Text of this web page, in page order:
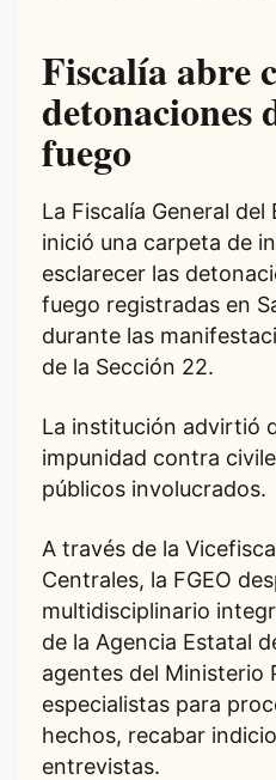
Fiscalía abre
detonaciones
fuego
La Fiscalía General del
inició una carpeta de
esclarecer las
fuego registradas en
durante las
de la Sección 22.
La institución advirtió
impunidad contra
públicos involucrados.
A través de la
Centrales, la FGEO
multidisciplinario
de la Agencia Estatal
agentes del Ministerio
especialistas para
hechos, recabar
entrevistas.